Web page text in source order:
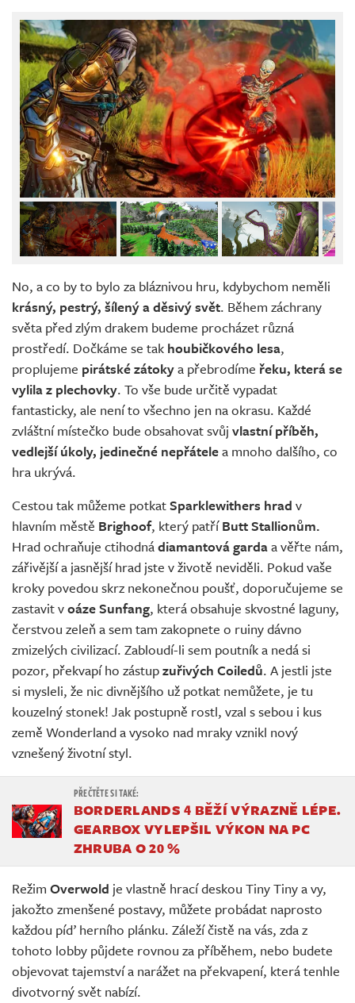
No, a co by to bylo za bláznivou hru, kdybychom neměli
krásný, pestrý, šílený a děsivý svět. Během záchrany
světa před zlým drakem budeme procházet různá
prostředí. Dočkáme se tak houbičkového lesa,
proplujeme pirátské zátokya přebrodíme řeku, která se
vylila z plechovky. To vše bude určitě vypadat
fantasticky, ale není to všechno jen na okrasu. Každé
zvláštní místečko bude obsahovat svůj vlastní příběh,
vedlejší úkoly, jedinečné nepřátelea mnoho dalšího, co
hra ukrývá.
Cestou tak můžeme potkatSparklewithers hrad v
hlavním městě Brighoof, který patříButt Stallionům.
Hrad ochraňuje ctihodnádiamantová gardaa věřte nám,
zářivější a jasnější hrad jste v životě neviděli. Pokud vaše
kroky povedou skrz nekonečnou poušť, doporučujeme se
zastavit voáze Sunfang, která obsahuje skvostné laguny,
čerstvou zeleň a sem tam zakopnete o ruiny dávno
zmizelých civilizací. Zabloudí-li sem poutník a nedá si
pozor, překvapí ho zástupzuřivých Coiledů. A jestli jste
si mysleli, že nic divnějšího už potkat nemůžete, je tu
kouzelný stonek! Jak postupně rostl, vzal s sebou i kus
země Wonderland a vysoko nad mraky vznikl nový
vznešený životní styl.
BORDERLANDS 4 BĚŽÍ VÝRAZNĚ LÉPE.
GEARBOX VYLEPŠIL VÝKON NA PC
ZHRUBA O 20 %
Režim Overwold je vlastně hrací deskou Tiny Tiny a vy,
jakožto zmenšené postavy, můžete probádat naprosto
každou píď herního plánku. Záleží čistě na vás, zda z
tohoto lobby půjdete rovnou za příběhem, nebo budete
objevovat tajemství a narážet na překvapení, která tenhle
divotvorný svět nabízí.